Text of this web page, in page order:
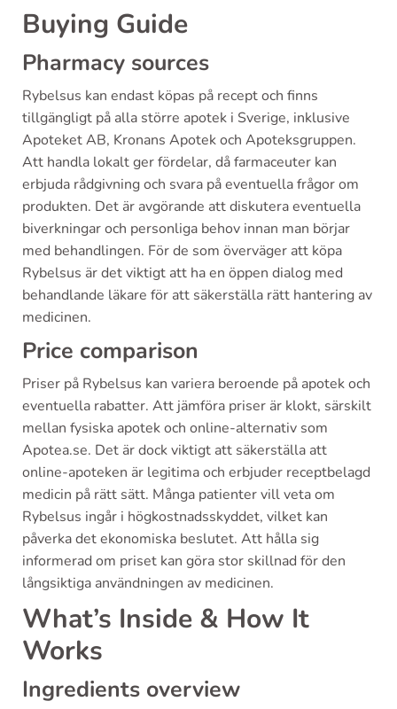
Buying Guide
Pharmacy sources
Rybelsus kan endast köpas på recept och finns
tillgängligt på alla större apotek i Sverige, inklusive
Apoteket AB, Kronans Apotek och Apoteksgruppen.
Att handla lokalt ger fördelar, då farmaceuter kan
erbjuda rådgivning och svara på eventuella frågor om
produkten. Det är avgörande att diskutera eventuella
biverkningar och personliga behov innan man börjar
med behandlingen. För de som överväger att köpa
Rybelsus är det viktigt att ha en öppen dialog med
behandlande läkare för att säkerställa rätt hantering av
medicinen.
Price comparison
Priser på Rybelsus kan variera beroende på apotek och
eventuella rabatter. Att jämföra priser är klokt, särskilt
mellan fysiska apotek och online-alternativ som
Apotea.se. Det är dock viktigt att säkerställa att
online-apoteken är legitima och erbjuder receptbelagd
medicin på rätt sätt. Många patienter vill veta om
Rybelsus ingår i högkostnadsskyddet, vilket kan
påverka det ekonomiska beslutet. Att hålla sig
informerad om priset kan göra stor skillnad för den
långsiktiga användningen av medicinen.
What’s Inside & How It
Works
Ingredients overview